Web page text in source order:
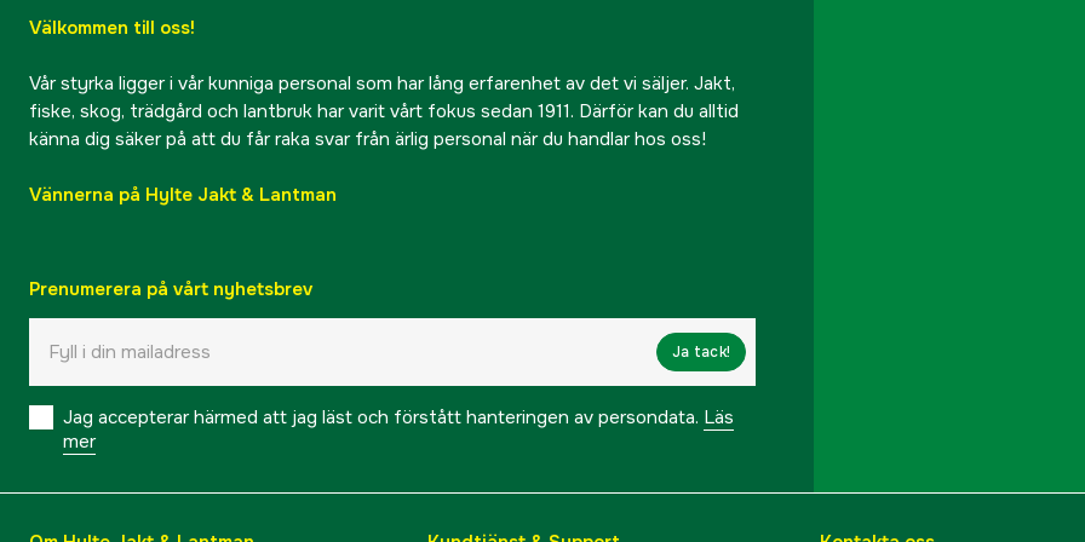
Välkommen till oss!
Vår styrka ligger i vår kunniga personal som har lång erfarenhet av det vi säljer. Jakt,
fiske, skog, trädgård och lantbruk har varit vårt fokus sedan 1911. Därför kan du alltid
känna dig säker på att du får raka svar från ärlig personal när du handlar hos oss!
Vännerna på Hylte Jakt & Lantman
Prenumerera på vårt nyhetsbrev
Ja tack!
Jag accepterar härmed att jag läst och förstått hanteringen av persondata. Läs
mer